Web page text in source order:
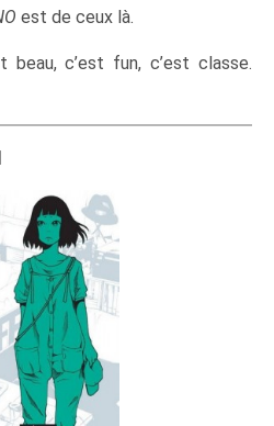
est de ceux là.
beau, c’est fun, c’est classe.